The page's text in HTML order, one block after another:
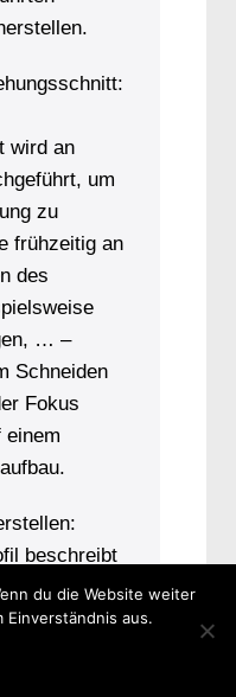
wird an
um
zu
frühzeitig an
des
… –
Schneiden
Fokus
einem
beschreibt
bestimmte
(4,50 m)
du die Website weiter
aus.